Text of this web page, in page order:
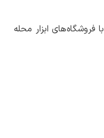
با فروشگاههای ابزار محله